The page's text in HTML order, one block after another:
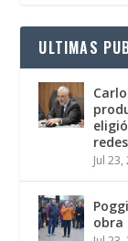
ULTIMAS
redes
Jul
obra